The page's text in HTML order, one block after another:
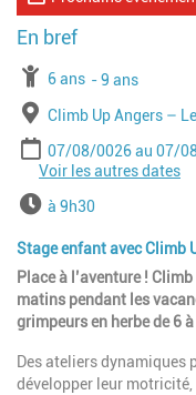
À partir de
6 ans Jusqu'à l'age
9 ans
Lieu
Climb Up Angers –
Période
Date de début
07/08/0026 Date
07/
Date de début
10/08/2026 Date
10/
Date de début
17/08/2026
Date de début
24/08/2026 Date
28/
Voir les autres dates
Horaires
à 9h30
Stage enfant avec Climb
Place à l’aventure !
matins pendant les
grimpeurs en herbe de 6
Des ateliers dynamiques
développer leur